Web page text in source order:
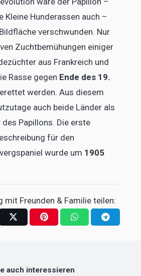
Kleine Hunderassen auch –
verschwunden. Nur
Zuchtbemühungen einiger
aus Frankreich und
Rasse gegen Ende des 19.
werden. Aus diesem
auch beide Länder als
Papillons. Die erste
für den
wurde um 1905
mit Freunden & Familie teilen:
auch interessieren
bei Hunden –